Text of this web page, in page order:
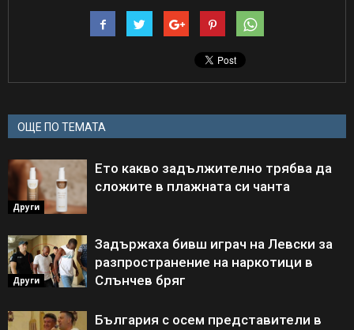
ОЩЕ ПО ТЕМАТА
Други
Ето какво задължително трябва да
сложите в плажната си чанта
Други
Задържаха бивш играч на Левски за
разпространение на наркотици в
Слънчев бряг
България с осем представители в